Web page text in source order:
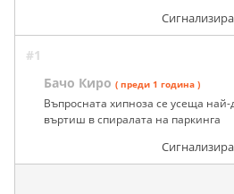
#1
Бачо Киро ( преди 1 година )
Въпросната хипноза се усеща най-
въртиш в спиралата на паркинга